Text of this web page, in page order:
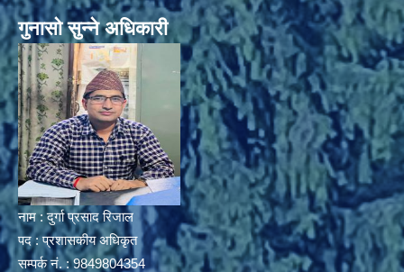
गुनासो सुन्ने अधिकारी
नाम : दुर्गा प्रसाद रिजाल
पद : प्रशासकीय अधिकृत
सम्पर्क नं. : 9849804354